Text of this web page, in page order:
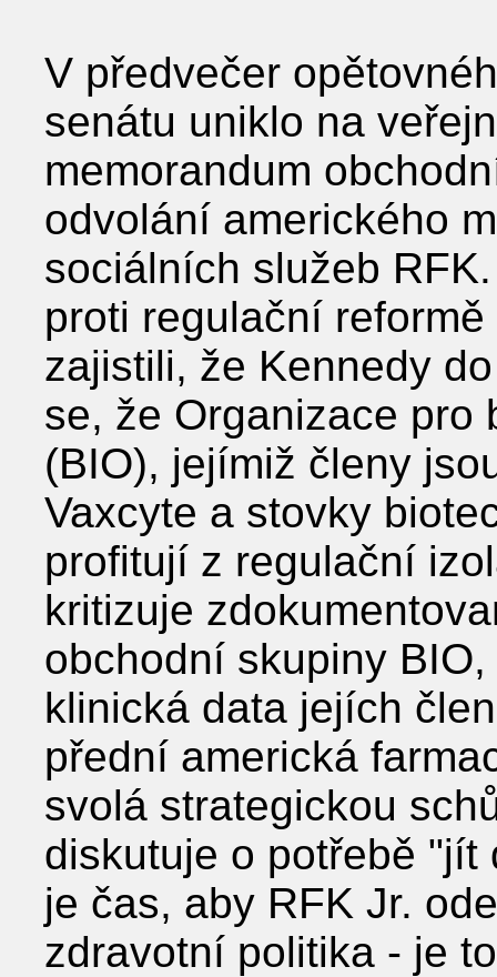
V předvečer
senátu uniklo na
memorandum
odvolání amerického
sociálních služeb
proti regulační
zajistili, že Kennedy
se, že Organizace pro
(BIO), jejímiž členy
Vaxcyte a stovky
profitují z regulační
kritizuje
obchodní skupiny
klinická data jejích
přední americká
svolá strategickou
diskutuje o potřebě "jít
je čas, aby RFK Jr.
zdravotní politika - je